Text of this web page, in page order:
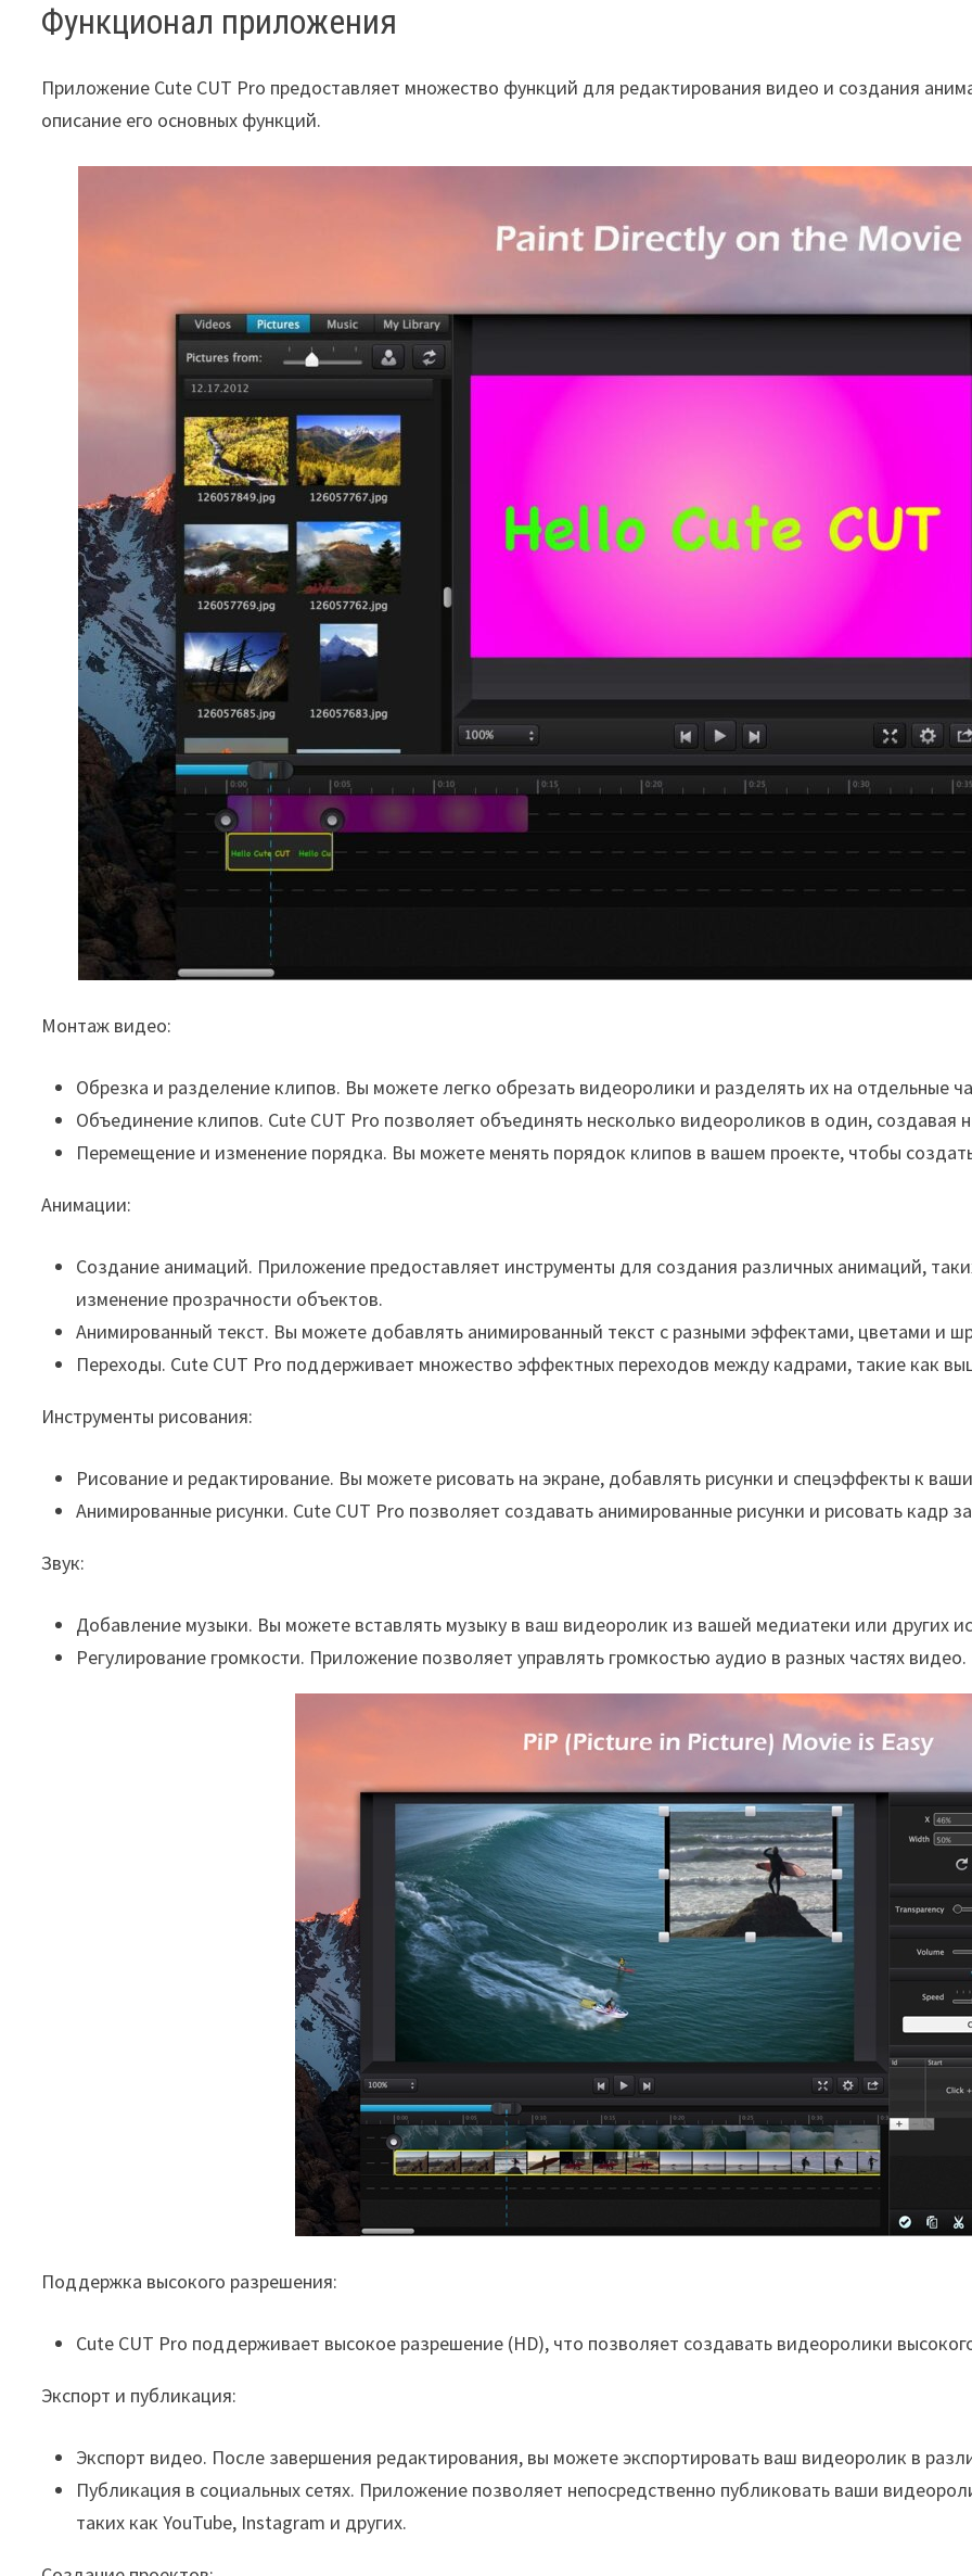
Функционал приложения
Приложение Cute CUT Pro предоставляет множество функций для редактирования видео и создания
описание его основных функций.
Монтаж видео:
Обрезка и разделение клипов. Вы можете легко обрезать видеоролики и разделять их на отдельные
Объединение клипов. Cute CUT Pro позволяет объединять несколько видеороликов в один, создавая
Перемещение и изменение порядка. Вы можете менять порядок клипов в вашем проекте, чтобы
Анимации:
Создание анимаций. Приложение предоставляет инструменты для создания различных анимаций,
изменение прозрачности объектов.
Анимированный текст. Вы можете добавлять анимированный текст с разными эффектами, цветами и
Переходы. Cute CUT Pro поддерживает множество эффектных переходов между кадрами, такие как
Инструменты рисования:
Рисование и редактирование. Вы можете рисовать на экране, добавлять рисунки и спецэффекты к
Анимированные рисунки. Cute CUT Pro позволяет создавать анимированные рисунки и рисовать кадр
Звук:
Добавление музыки. Вы можете вставлять музыку в ваш видеоролик из вашей медиатеки или других
Регулирование громкости. Приложение позволяет управлять громкостью аудио в разных частях видео.
Поддержка высокого разрешения:
Cute CUT Pro поддерживает высокое разрешение (HD), что позволяет создавать видеоролики
Экспорт и публикация:
Экспорт видео. После завершения редактирования, вы можете экспортировать ваш видеоролик в
Публикация в социальных сетях. Приложение позволяет непосредственно публиковать ваши
таких как YouTube, Instagram и других.